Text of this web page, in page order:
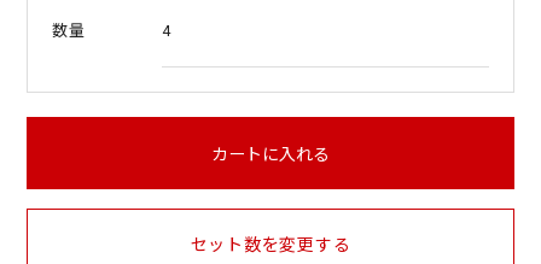
数量 4
カートに入れる
セット数を変更する